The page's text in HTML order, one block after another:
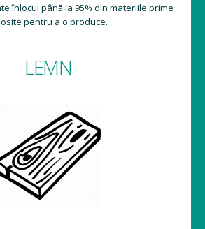
înlocui până la 95% din materiile prime
pentru a o produce.
LEMN